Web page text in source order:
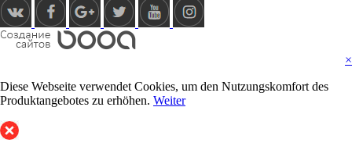
×
Diese Webseite verwendet Cookies, um den Nutzungskomfort des
Produktangebotes zu erhöhen. Weiter